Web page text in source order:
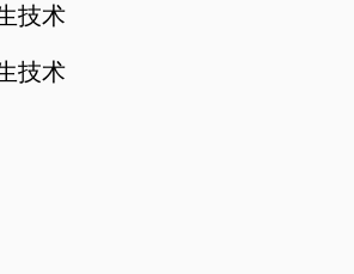
技术
技术